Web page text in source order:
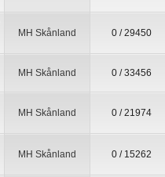
MH Skånland 0 / 29450
MH Skånland 0 / 33456
MH Skånland 0 / 21974
MH Skånland 0 / 15262